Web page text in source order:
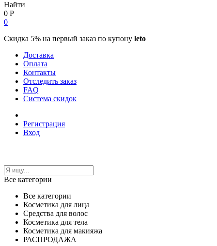
Найти
0 Р
0
Скидка 5% на первый заказ по купону leto
Доставка
Оплата
Контакты
Отследить заказ
FAQ
Система скидок
Регистрация
Вход
Все категории
Все категории
Косметика для лица
Средства для волос
Косметика для тела
Косметика для макияжа
РАСПРОДАЖА